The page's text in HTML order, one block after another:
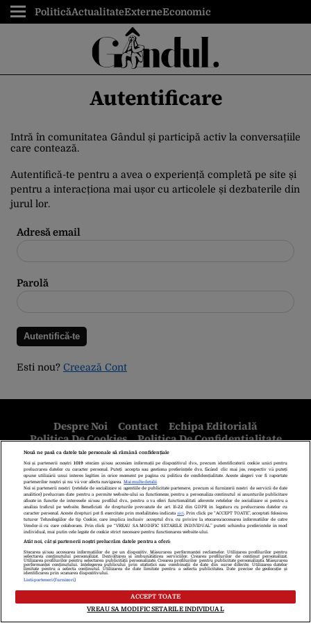
PoliticăActualitateExterneEconomic
Autentificare
Intră în comunitatea Gândul și participă activ la conversațiile
care contează.
Autentifică-te pentru a avea o experiență completă pe site și
pentru a interacționa mai ușor cu articolele și dezbaterile din
jurul lor.
Adresă email
Parolă
Esti nou? Creează Cont
Despre Noi Contact
Echipa Editorială
Politica De Cookies
Politica De Confidențialitate
Termeni Și Condiții
copyright © 2026
Citarea se poate face în limita a 250 de semne. Nici o instituţie sau persoană
(site-uri, instituţii mass-media, firme de monitorizare) nu poate reproduce
integral scrierile publicistice purtătoare de Drepturi de Autor.
Decizia ONJN nr. 1598/16.09.2021. Jocurile de noroc sunt interzise
minorilor.